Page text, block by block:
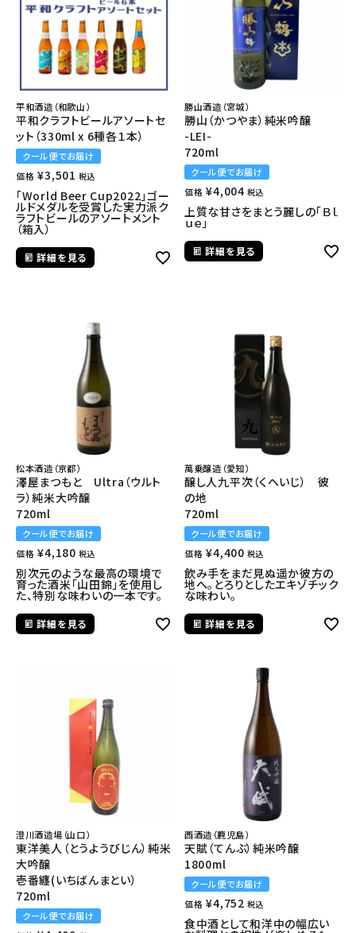
平和酒造（和歌山）
平和クラフトビールアソートセ
ット（330ml x 6種各１本）
クール便でお届け
価格 ¥3,501 税込
「World Beer Cup2022」ゴー
ルドメダルを受賞した実力派ク
ラフトビールのアソートメント
（箱入）
詳細を見る
勝山酒造（宮城）
勝山（かつやま）純米吟醸
-LEI-
720ml
クール便でお届け
価格 ¥4,004 税込
上質な甘さをまとう麗しの「Ｂｌ
ｕｅ」
詳細を見る
松本酒造（京都）
澤屋まつもと Ultra（ウルト
ラ）純米大吟醸
720ml
クール便でお届け
価格 ¥4,180 税込
別次元のような最高の環境で
育った酒米「山田錦」を使用し
た、特別な味わいの一本です。
詳細を見る
萬乗醸造（愛知）
醸し人九平次（くへいじ） 彼
の地
720ml
クール便でお届け
価格 ¥4,400 税込
飲み手をまだ見ぬ遥か彼方の
地へ。とろりとしたエキゾチック
な味わい。
詳細を見る
澄川酒造場（山口）
東洋美人（とうようびじん）純米
大吟醸
壱番纏(いちばんまとい）
720ml
クール便でお届け
西酒造（鹿児島）
天賦（てんぶ）純米吟醸
1800ml
クール便でお届け
価格 ¥4,752 税込
食中酒として和洋中の幅広い